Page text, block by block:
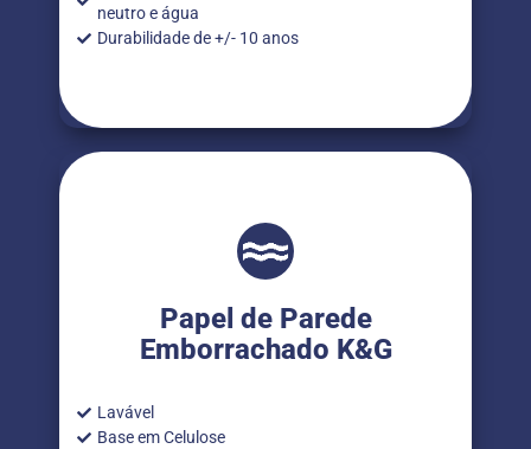
neutro e água
Durabilidade de +/- 10 anos
Papel de Parede
Emborrachado K&G
Lavável
Base em Celulose